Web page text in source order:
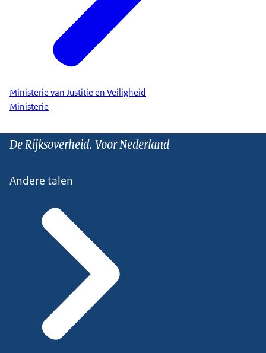
Ministerie van Justitie en Veiligheid
Ministerie
De Rijksoverheid. Voor Nederland
Andere talen